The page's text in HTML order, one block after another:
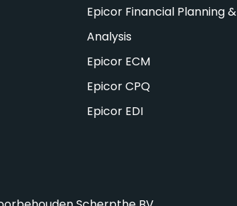
Epicor Financial Planning &
Analysis
Epicor ECM
Epicor CPQ
Epicor EDI